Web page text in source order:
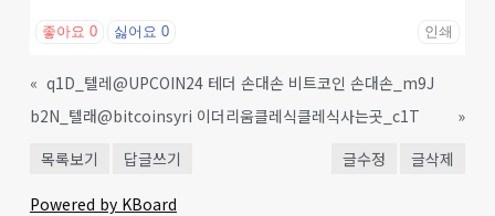
좋아요 0 싫어요 0 인쇄
« q1D_텔레@UPCOIN24 테더 손대손 비트코인 손대손_m9J
b2N_텔래@bitcoinsyri 이더리움클레식클레식사는곳_c1T
»
목록보기
답글쓰기 글수정 글삭제
Powered by KBoard